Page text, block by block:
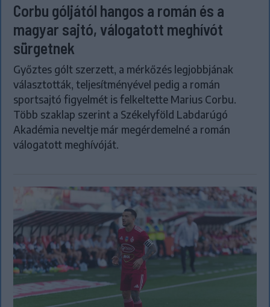
Corbu góljától hangos a román és a
magyar sajtó, válogatott meghívót
sürgetnek
Győztes gólt szerzett, a mérkőzés legjobbjának
választották, teljesítményével pedig a román
sportsajtó figyelmét is felkeltette Marius Corbu.
Több szaklap szerint a Székelyföld Labdarúgó
Akadémia neveltje már megérdemelné a román
válogatott meghívóját.